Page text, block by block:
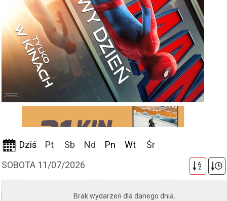
Dziś Pt Sb Nd Pn Wt
Śr
SOBOTA 11/07/2026
A
Z
Brak wydarzeń dla danego dnia.